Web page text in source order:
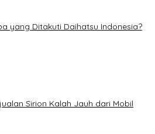
yang Ditakuti Daihatsu Indonesia?
Sirion Kalah Jauh dari Mobil